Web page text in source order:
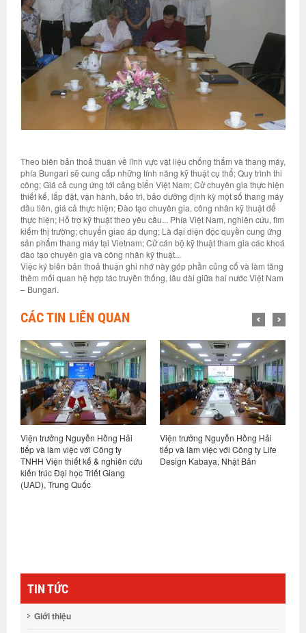
Theo biên bản thoả thuận về lĩnh vực vật liệu chống thấm và thang máy,
phía Bungari sẽ cung cấp những tính năng kỹ thuật cụ thể; Quy trình thi
công; Giá cả cung ứng tới cảng biển Việt Nam; Cử chuyên gia thực hiện
thiết kế, lắp đặt, vận hành, bảo trì, bảo dưỡng định kỳ một số thang máy
đầu tiên, giá cả thực hiện; Đào tạo chuyên gia, công nhân kỹ thuật để
thực hiện; Hỗ trợ kỹ thuật theo yêu cầu... Phía Việt Nam, nghiên cứu, tìm
kiếm thị trường; chuyển giao áp dụng; Là đại diện độc quyền cung ứng
sản phẩm thang máy tại Vietnam; Cử cán bộ kỹ thuật tham gia các khoá
đào tạo chuyên gia và công nhân kỹ thuật...
Việc ký biên bản thoả thuận ghi nhớ này góp phần củng cố và làm tăng
thêm mối quan hệ hợp tác truyền thống, lâu dài giữa hai nước Việt Nam
– Bungari.
CÁC TIN LIÊN QUAN
Viện trưởng Nguyễn Hồng Hải
tiếp và làm việc với Công ty
TNHH Viện thiết kế & nghiên cứu
kiến trúc Đại học Triết Giang
(UAD), Trung Quốc
Viện trưởng Nguyễn Hồng Hải
tiếp và làm việc với Công ty Life
Design Kabaya, Nhật Bản
TIN TỨC
Giới thiệu